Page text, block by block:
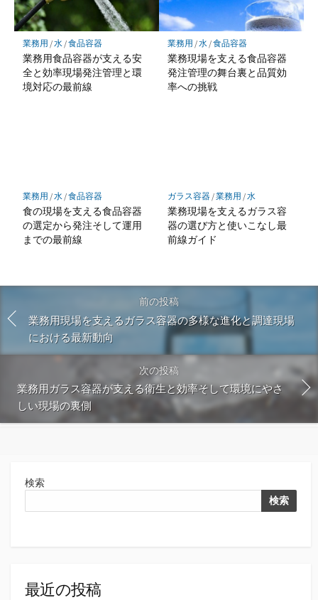
業務用 /水/食品容器
業務用食品容器が支える安
全と効率現場発注管理と環
境対応の最前線
業務用 /水/食品容器
業務現場を支える食品容器
発注管理の舞台裏と品質効
率への挑戦
業務用 /水 /食品容器
食の現場を支える食品容器
の選定から発注そして運用
までの最前線
ガラス容器/業務用 /水
業務現場を支えるガラス容
器の選び方と使いこなし最
前線ガイド
前の投稿
業務用現場を支えるガラス容器の多様な進化と調達現場
における最新動向
次の投稿
業務用ガラス容器が支える衛生と効率そして環境にやさ
しい現場の裏側
検索
検索
最近の投稿